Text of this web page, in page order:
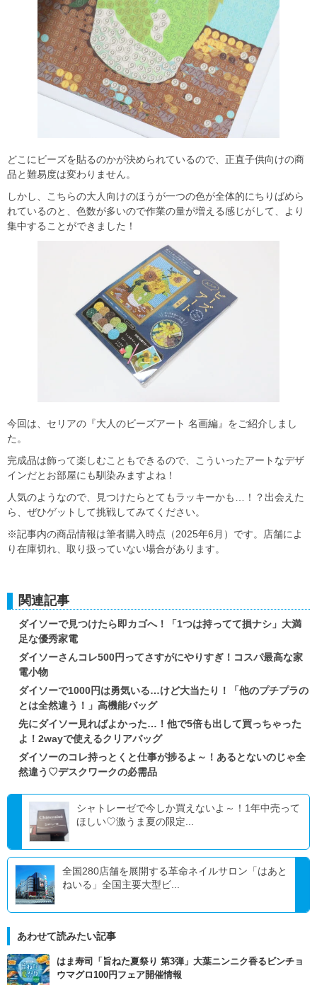
どこにビーズを貼るのかが決められているので、正直子供向けの商
品と難易度は変わりません。
しかし、こちらの大人向けのほうが一つの色が全体的にちりばめら
れているのと、色数が多いので作業の量が増える感じがして、より
集中することができました！
今回は、セリアの『大人のビーズアート 名画編』をご紹介しまし
た。
完成品は飾って楽しむこともできるので、こういったアートなデザ
インだとお部屋にも馴染みますよね！
人気のようなので、見つけたらとてもラッキーかも…！？出会えた
ら、ぜひゲットして挑戦してみてください。
※記事内の商品情報は筆者購入時点（2025年6月）です。店舗によ
り在庫切れ、取り扱っていない場合があります。
関連記事
ダイソーで見つけたら即カゴへ！「1つは持ってて損ナシ」大満
足な優秀家電
ダイソーさんコレ500円ってさすがにやりすぎ！コスパ最高な家
電小物
ダイソーで1000円は勇気いる…けど大当たり！「他のプチプラの
とは全然違う！」高機能バッグ
先にダイソー見ればよかった…！他で5倍も出して買っちゃった
よ！2wayで使えるクリアバッグ
ダイソーのコレ持っとくと仕事が捗るよ～！あるとないのじゃ全
然違う♡デスクワークの必需品
シャトレーゼで今しか買えないよ～！1年中売って
ほしい♡激うま夏の限定...
全国280店舗を展開する革命ネイルサロン「はあと
ねいる」全国主要大型ビ...
あわせて読みたい記事
はま寿司「旨ねた夏祭り 第3弾」大葉ニンニク香るビンチョ
ウマグロ100円フェア開催情報